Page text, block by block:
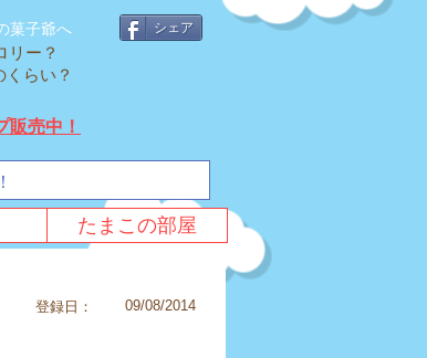
菓子爺へ
リー？
らい？
シェア
販売中！
たまこの部屋
登録日： 09/08/2014